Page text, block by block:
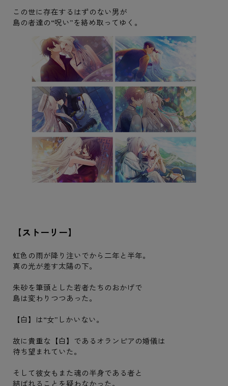
この世に存在するはずのない男が
島の者達の“呪い”を絡め取ってゆく。
【ストーリー】
虹色の雨が降り注いでから二年と半年。
真の光が差す太陽の下。
朱砂を筆頭とした若者たちのおかげで
島は変わりつつあった。
【白】は“女”しかいない。
故に貴重な【白】であるオランピアの婚儀は
待ち望まれていた。
そして彼女もまた魂の半身である者と
結ばれることを疑わなかった。